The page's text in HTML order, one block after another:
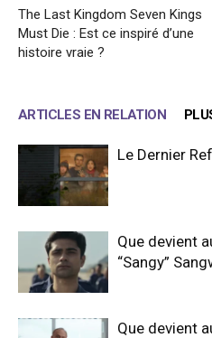
The Last Kingdom Seven Kings
Must Die : Est ce inspiré d’une
histoire vraie ?
ARTICLES EN RELATION
Le Dernier
Que devient
“Sangy”
Que devient